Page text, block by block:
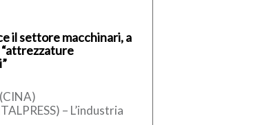
il settore macchinari, a
– L’industria